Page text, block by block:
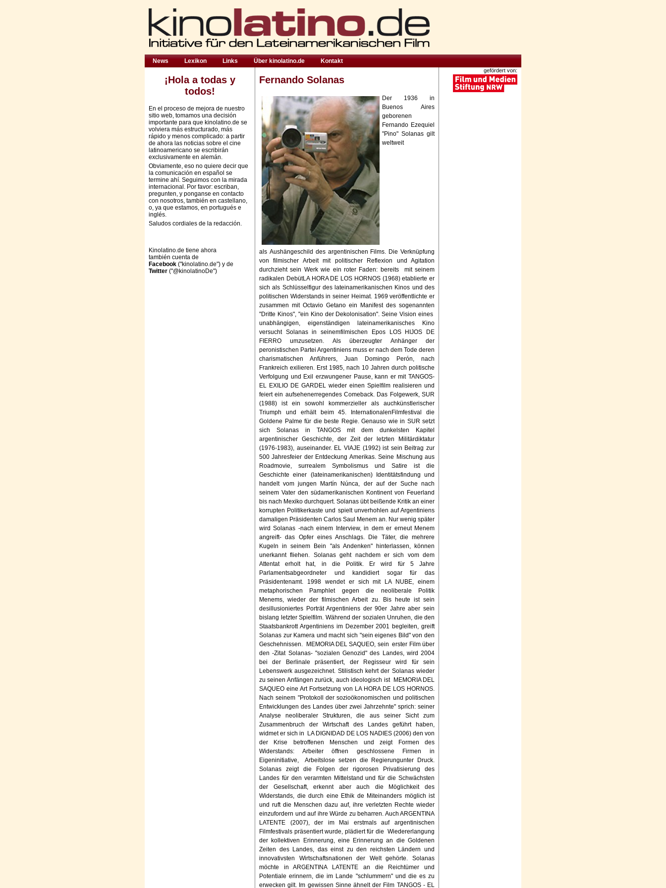
News Lexikon Links Über kinolatino.de Kontakt
¡Hola a todas y
todos!
En el proceso de mejora de nuestro
sitio web, tomamos una decisión
importante para que kinolatino.de se
volviera más estructurado, más
rápido y menos complicado: a partir
de ahora las noticias sobre el cine
latinoamericano se escribirán
exclusivamente en alemán.
Obviamente, eso no quiere decir que
la comunicación en español se
termine ahí. Seguimos con la mirada
internacional. Por favor: escriban,
pregunten, y ponganse en contacto
con nosotros, también en castellano,
o, ya que estamos, en portugués e
inglés.
Saludos cordiales de la redacción.
Kinolatino.de tiene ahora
también cuenta de
Facebook ("kinolatino.de") y de
Twitter ("@kinolatinoDe")
Fernando Solanas
Der 1936 in
Buenos Aires
geborenen
Fernando Ezequiel
"Pino" Solanas gilt
weltweit
als Aushängeschild des argentinischen Films. Die Verknüpfung
von filmischer Arbeit mit politischer Reflexion und Agitation
durchzieht sein Werk wie ein roter Faden: bereits mit seinem
radikalen DebütLA HORA DE LOS HORNOS (1968) etablierte er
sich als Schlüsselfigur des lateinamerikanischen Kinos und des
politischen Widerstands in seiner Heimat. 1969 veröffentlichte er
zusammen mit Octavio Getano ein Manifest des sogenannten
"Dritte Kinos", "ein Kino der Dekolonisation". Seine Vision eines
unabhängigen, eigenständigen lateinamerikanisches Kino
versucht Solanas in seinemfilmischen Epos LOS HIJOS DE
FIERRO umzusetzen. Als überzeugter Anhänger der
peronistischen Partei Argentiniens muss er nach dem Tode deren
charismatischen Anführers, Juan Domingo Perón, nach
Frankreich exilieren. Erst 1985, nach 10 Jahren durch politische
Verfolgung und Exil erzwungener Pause, kann er mit TANGOS-
EL EXILIO DE GARDEL wieder einen Spielfilm realisieren und
feiert ein aufsehenerregendes Comeback. Das Folgewerk, SUR
(1988) ist ein sowohl kommerzieller als auchkünstlerischer
Triumph und erhält beim 45. InternationalenFilmfestival die
Goldene Palme für die beste Regie. Genauso wie in SUR setzt
sich Solanas in TANGOS mit dem dunkelsten Kapitel
argentinischer Geschichte, der Zeit der letzten Militärdiktatur
(1976-1983), auseinander. EL VIAJE (1992) ist sein Beitrag zur
500 Jahresfeier der Entdeckung Amerikas. Seine Mischung aus
Roadmovie, surrealem Symbolismus und Satire ist die
Geschichte einer (lateinamerikanischen) Identitätsfindung und
handelt vom jungen Martín Núnca, der auf der Suche nach
seinem Vater den südamerikanischen Kontinent von Feuerland
bis nach Mexiko durchquert. Solanas übt beißende Kritik an einer
korrupten Politikerkaste und spielt unverhohlen auf Argentiniens
damaligen Präsidenten Carlos Saul Menem an. Nur wenig später
wird Solanas -nach einem Interview, in dem er erneut Menem
angreift- das Opfer eines Anschlags. Die Täter, die mehrere
Kugeln in seinem Bein "als Andenken" hinterlassen, können
unerkannt fliehen. Solanas geht nachdem er sich vom dem
Attentat erholt hat, in die Politik. Er wird für 5 Jahre
Parlamentsabgeordneter und kandidiert sogar für das
Präsidentenamt. 1998 wendet er sich mit LA NUBE, einem
metaphorischen Pamphlet gegen die neoliberale Politik
Menems, wieder der filmischen Arbeit zu. Bis heute ist sein
desillusioniertes Porträt Argentiniens der 90er Jahre aber sein
bislang letzter Spielfilm. Während der sozialen Unruhen, die den
Staatsbankrott Argentiniens im Dezember 2001 begleiten, greift
Solanas zur Kamera und macht sich "sein eigenes Bild" von den
Geschehnissen. MEMORIA DEL SAQUEO, sein erster Film über
den -Zitat Solanas- "sozialen Genozid" des Landes, wird 2004
bei der Berlinale präsentiert, der Regisseur wird für sein
Lebenswerk ausgezeichnet. Stilistisch kehrt der Solanas wieder
zu seinen Anfängen zurück, auch ideologisch ist MEMORIA DEL
SAQUEO eine Art Fortsetzung von LA HORA DE LOS HORNOS.
Nach seinem "Protokoll der sozioökonomischen und politischen
Entwicklungen des Landes über zwei Jahrzehnte" sprich: seiner
Analyse neoliberaler Strukturen, die aus seiner Sicht zum
Zusammenbruch der Wirtschaft des Landes geführt haben,
widmet er sich in LA DIGNIDAD DE LOS NADIES (2006) den von
der Krise betroffenen Menschen und zeigt Formen des
Widerstands: Arbeiter öffnen geschlossene Firmen in
Eigeninitiative, Arbeitslose setzen die Regierungunter Druck.
Solanas zeigt die Folgen der rigorosen Privatisierung des
Landes für den verarmten Mittelstand und für die Schwächsten
der Gesellschaft, erkennt aber auch die Möglichkeit des
Widerstands, die durch eine Ethik de Miteinanders möglich ist
und ruft die Menschen dazu auf, ihre verletzten Rechte wieder
einzufordern und auf ihre Würde zu beharren. Auch ARGENTINA
LATENTE (2007), der im Mai erstmals auf argentinischen
Filmfestivals präsentiert wurde, plädiert für die Wiedererlangung
der kollektiven Erinnerung, eine Erinnerung an die Goldenen
Zeiten des Landes, das einst zu den reichsten Ländern und
innovativsten Wirtschaftsnationen der Welt gehörte. Solanas
möchte in ARGENTINA LATENTE an die Reichtümer und
Potentiale erinnern, die im Lande "schlummern" und die es zu
erwecken gilt. Im gewissen Sinne ähnelt der Film TANGOS - EL
gefördert von: